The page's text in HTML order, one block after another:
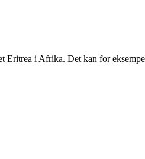
i Afrika. Det kan for